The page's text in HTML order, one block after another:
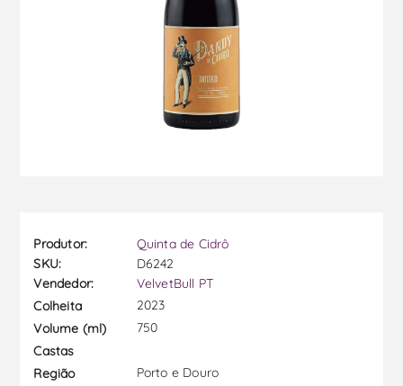
Produtor:
Quinta de Cidrô
SKU:
D6242
Vendedor:
VelvetBull PT
Colheita
2023
Volume (ml)
750
Castas
Região
Porto e Douro